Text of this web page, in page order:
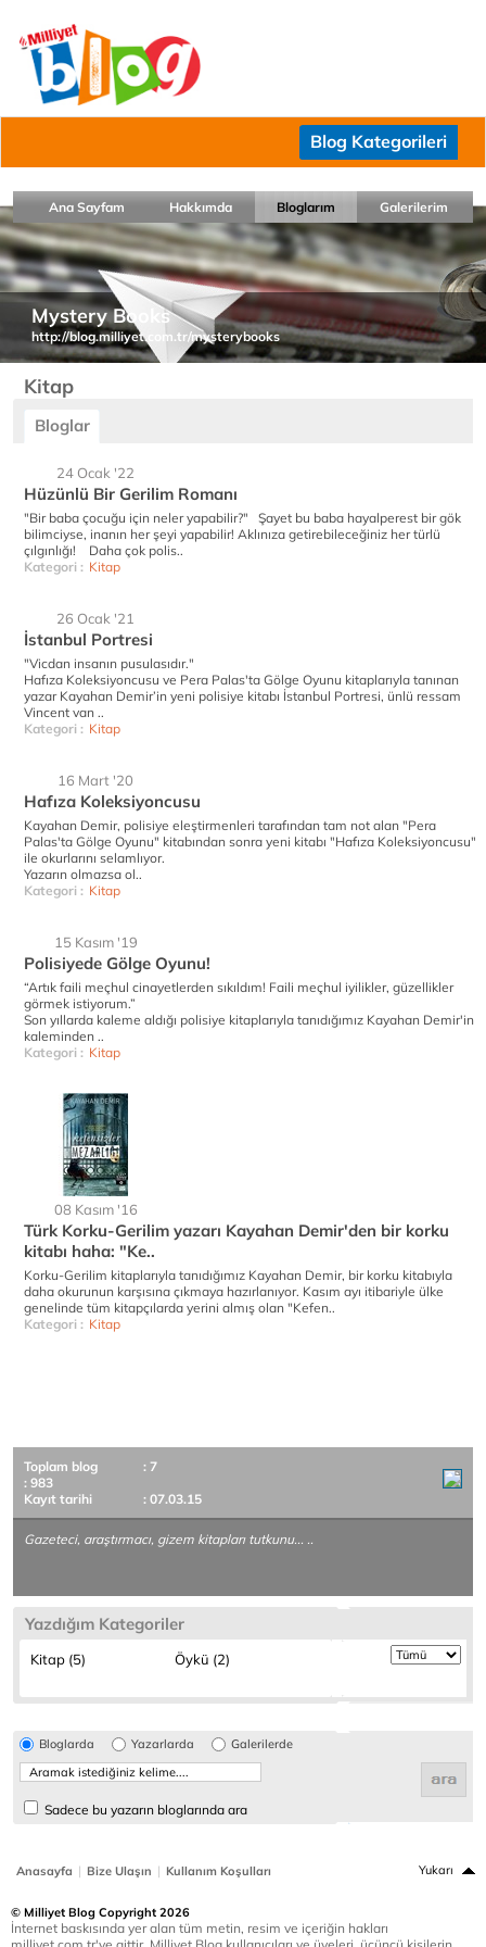
Blog Kategorileri
Ana Sayfam Hakkımda Bloglarım Galerilerim
Mystery Books
http://blog.milliyet.com.tr/mysterybooks
Kitap
Bloglar
24 Ocak '22
Hüzünlü Bir Gerilim Romanı
"Bir baba çocuğu için neler yapabilir?" Şayet bu baba hayalperest bir gök
bilimciyse, inanın her şeyi yapabilir! Aklınıza getirebileceğiniz her türlü
çılgınlığı! Daha çok polis..
Kategori : Kitap
26 Ocak '21
İstanbul Portresi
"Vicdan insanın pusulasıdır."
Hafıza Koleksiyoncusu ve Pera Palas'ta Gölge Oyunu kitaplarıyla tanınan
yazar Kayahan Demir’in yeni polisiye kitabı İstanbul Portresi, ünlü ressam
Vincent van ..
Kategori : Kitap
16 Mart '20
Hafıza Koleksiyoncusu
Kayahan Demir, polisiye eleştirmenleri tarafından tam not alan "Pera
Palas'ta Gölge Oyunu" kitabından sonra yeni kitabı "Hafıza Koleksiyoncusu"
ile okurlarını selamlıyor.
Yazarın olmazsa ol..
Kategori : Kitap
15 Kasım '19
Polisiyede Gölge Oyunu!
“Artık faili meçhul cinayetlerden sıkıldım! Faili meçhul iyilikler, güzellikler
görmek istiyorum.”
Son yıllarda kaleme aldığı polisiye kitaplarıyla tanıdığımız Kayahan Demir'in
kaleminden ..
Kategori : Kitap
08 Kasım '16
Türk Korku-Gerilim yazarı Kayahan Demir'den bir korku
kitabı haha: "Ke..
Korku-Gerilim kitaplarıyla tanıdığımız Kayahan Demir, bir korku kitabıyla
daha okurunun karşısına çıkmaya hazırlanıyor. Kasım ayı itibariyle ülke
genelinde tüm kitapçılarda yerini almış olan "Kefen..
Kategori : Kitap
Toplam blog
: 7
: 983
Kayıt tarihi
: 07.03.15
Gazeteci, araştırmacı, gizem kitapları tutkunu... ..
Yazdığım Kategoriler
Kitap (5) Öykü (2)
Bloglarda Yazarlarda Galerilerde
Sadece bu yazarın bloglarında ara
Anasayfa | Bize Ulaşın | Kullanım Koşulları Yukarı
© Milliyet Blog Copyright 2026
İnternet baskısında yer alan tüm metin, resim ve içeriğin hakları